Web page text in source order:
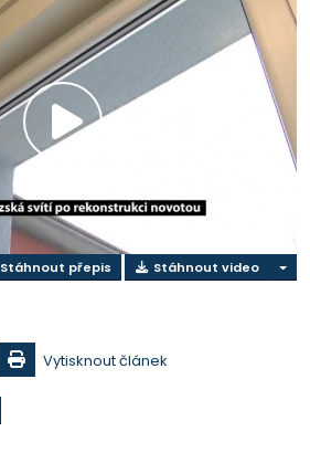
Přehrát
video
Stáhnout přepis Stáhnout video
Vytisknout článek